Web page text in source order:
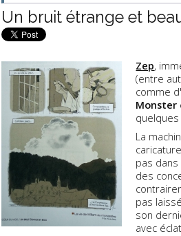
Un bruit étrange et
Zep,
(entre
comme
Monster
La
pas
des
pas
son
avec